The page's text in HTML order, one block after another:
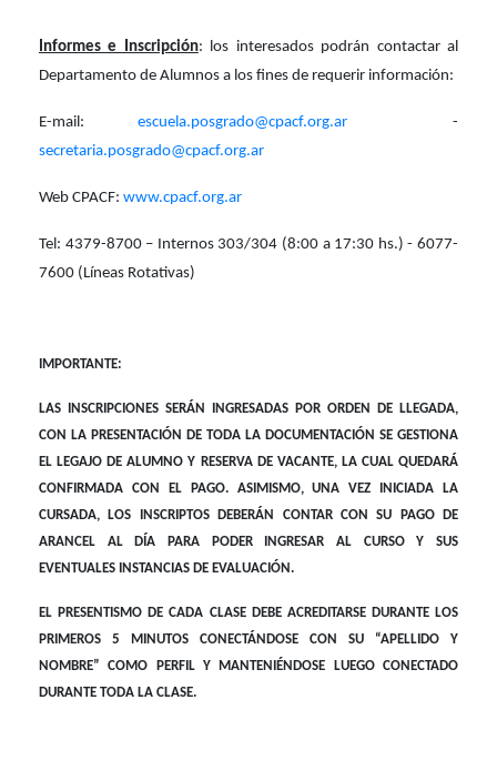
Informes e Inscripción: los interesados podrán contactar al
Departamento de Alumnos a los fines de requerir información:
E-mail: escuela.posgrado@cpacf.org.ar
-
secretaria.posgrado@cpacf.org.ar
Web CPACF: www.cpacf.org.ar
Tel: 4379-8700 – Internos 303/304 (8:00 a 17:30 hs.) - 6077-
7600 (Líneas Rotativas)
IMPORTANTE:
LAS INSCRIPCIONES SERÁN INGRESADAS POR ORDEN DE LLEGADA,
CON LA PRESENTACIÓN DE TODA LA DOCUMENTACIÓN SE GESTIONA
EL LEGAJO DE ALUMNO Y RESERVA DE VACANTE, LA CUAL QUEDARÁ
CONFIRMADA CON EL PAGO. ASIMISMO, UNA VEZ INICIADA LA
CURSADA, LOS INSCRIPTOS DEBERÁN CONTAR CON SU PAGO DE
ARANCEL AL DÍA PARA PODER INGRESAR AL CURSO Y SUS
EVENTUALES INSTANCIAS DE EVALUACIÓN.
EL PRESENTISMO DE CADA CLASE DEBE ACREDITARSE DURANTE LOS
PRIMEROS 5 MINUTOS CONECTÁNDOSE CON SU “APELLIDO Y
NOMBRE” COMO PERFIL Y MANTENIÉNDOSE LUEGO CONECTADO
DURANTE TODA LA CLASE.